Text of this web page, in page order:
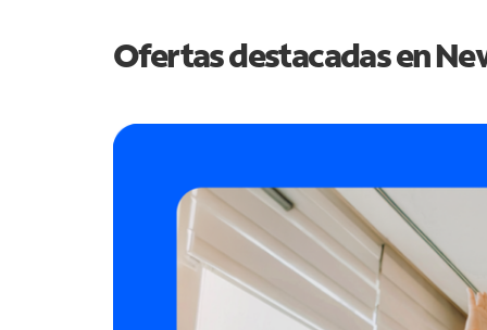
Ofertas destacadas en